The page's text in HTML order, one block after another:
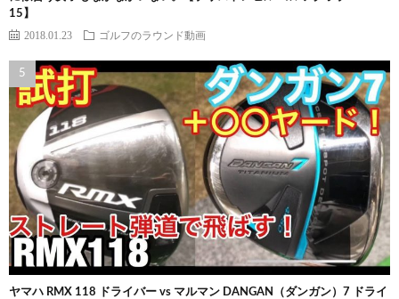
15】
2018.01.23 ゴルフのラウンド動画
ヤマハ RMX 118 ドライバー vs マルマン DANGAN（ダンガン）7 ドライ